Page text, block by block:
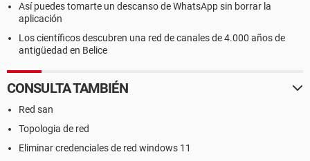
Así puedes tomarte un descanso de WhatsApp sin borrar la
aplicación
Los científicos descubren una red de canales de 4.000 años de
antigüedad en Belice
CONSULTA TAMBIÉN
Red san
Topologia de red
Eliminar credenciales de red windows 11